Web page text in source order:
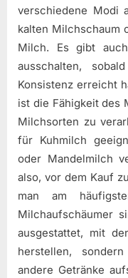
verschiedene Modi
kalten Milchschaum
Milch. Es gibt
ausschalten,
Konsistenz erreicht
ist die Fähigkeit des
Milchsorten zu
für Kuhmilch
oder Mandelmilch
also, vor dem Kauf
man am
Milchaufschäumer
ausgestattet, mit
herstellen,
andere Getränke